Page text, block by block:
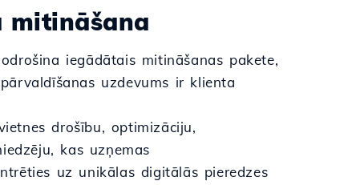
mitināšana
iegādātais mitināšanas pakete,
uzdevums ir klienta
drošību, optimizāciju,
kas uzņemas
uz unikālas digitālās pieredzes